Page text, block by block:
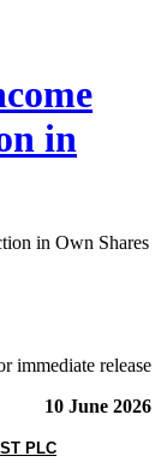
in
in Own Shares
immediate release
10 June 2026
PLC